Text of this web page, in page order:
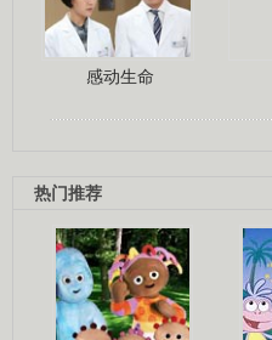
感动生命
热门推荐